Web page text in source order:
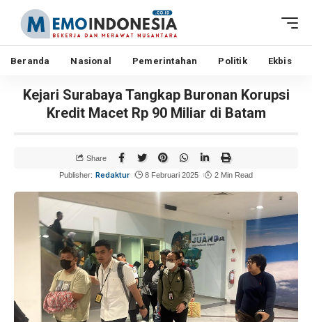
Beranda Nasional Pemerintahan Politik Ekbis
Kejari Surabaya Tangkap Buronan Korupsi
Kredit Macet Rp 90 Miliar di Batam
Publisher: Redaktur 8 Februari 2025 2 Min Read
Share